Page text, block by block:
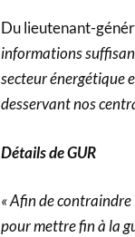
Du lieutenant-
informations
secteur énergétique
desservant nos
Détails de GUR
« Afin de
pour mettre fin à la